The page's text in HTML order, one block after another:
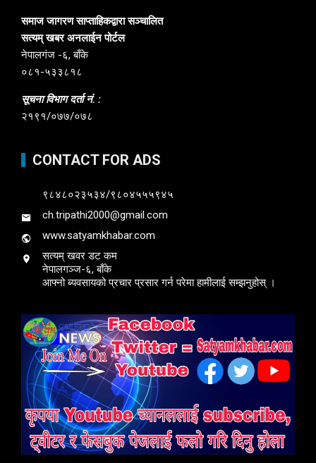
समाज जागरण साप्ताहिकद्वारा सञ्चालित
सत्यम् खबर अनलाईन पोर्टल
नेपालगंज -६, बाँके
०८१-५३३८१८
सूचना विभाग दर्ता नं. :
२१९१/०७७/०७८
CONTACT FOR ADS
९८४८०२३५३४/९८०४५५५९४५
ch.tripathi2000@gmail.com
www.satyamkhabar.com
सत्यम् खवर डट कम
नेपालगञ्ज-६, बाँके
आफ्नो ब्यवसायको प्रचार प्रसार गर्न परेमा हामीलाई सम्झनुहोस् ।